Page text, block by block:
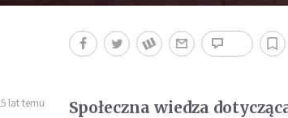
lat temu
Społeczna wiedza